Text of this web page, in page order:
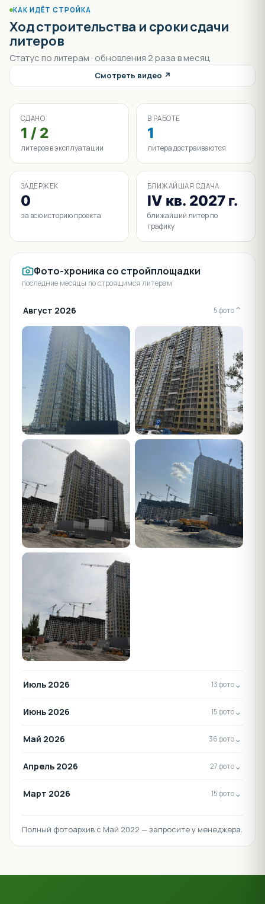
КАК ИДЁТ СТРОЙКА
Ход строительства и сроки сдачи
литеров
Статус по литерам · обновления 2 раза в месяц
Смотреть видео ↗
СДАНО
1 / 2
литеров в эксплуатации
В РАБОТЕ
1
литера достраиваются
ЗАДЕРЖЕК
0
за всю историю проекта
БЛИЖАЙШАЯ СДАЧА
IV кв. 2027 г.
ближайший литер по
графику
Фото-хроника со стройплощадки
последние месяцы по строящимся литерам
Август 2026 5 фото ⌄
Июль 2026 13 фото⌄
Июнь 2026 15 фото⌄
Май 2026 36 фото⌄
Апрель 2026 27 фото⌄
Март 2026 15 фото⌄
Полный фотоархив с Май 2022 — запросите у менеджера.